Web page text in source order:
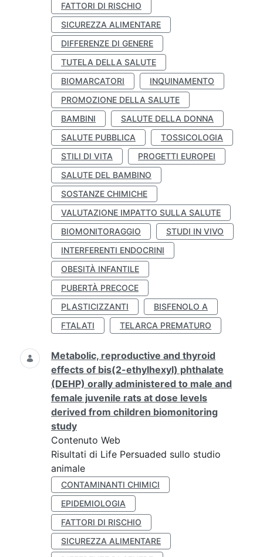
FATTORI DI RISCHIO
SICUREZZA ALIMENTARE
DIFFERENZE DI GENERE
TUTELA DELLA SALUTE
BIOMARCATORI
INQUINAMENTO
PROMOZIONE DELLA SALUTE
BAMBINI
SALUTE DELLA DONNA
SALUTE PUBBLICA
TOSSICOLOGIA
STILI DI VITA
PROGETTI EUROPEI
SALUTE DEL BAMBINO
SOSTANZE CHIMICHE
VALUTAZIONE IMPATTO SULLA SALUTE
BIOMONITORAGGIO
STUDI IN VIVO
INTERFERENTI ENDOCRINI
OBESITÀ INFANTILE
PUBERTÀ PRECOCE
PLASTICIZZANTI
BISFENOLO A
FTALATI
TELARCA PREMATURO
Metabolic, reproductive and thyroid
effects of bis(2-ethylhexyl) phthalate
(DEHP) orally administered to male and
female juvenile rats at dose levels
derived from children biomonitoring
study
Contenuto Web
Risultati di Life Persuaded sullo studio
animale
CONTAMINANTI CHIMICI
EPIDEMIOLOGIA
FATTORI DI RISCHIO
SICUREZZA ALIMENTARE